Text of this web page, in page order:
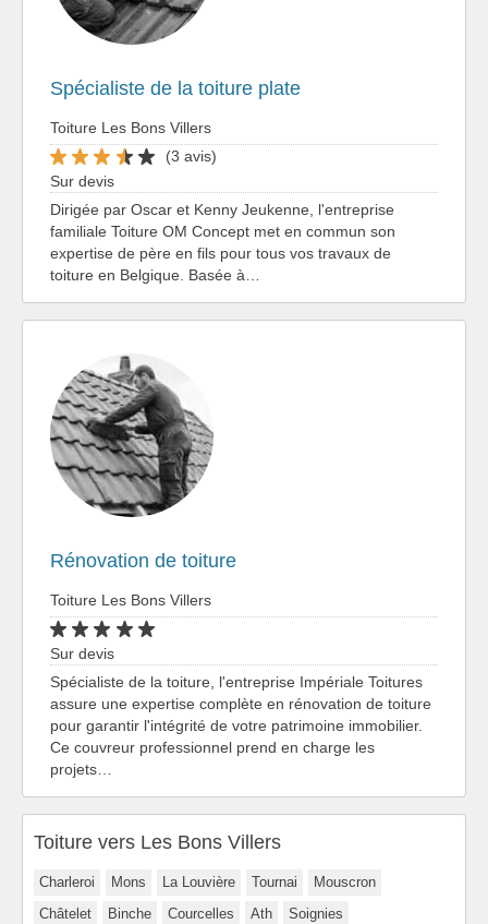
Spécialiste de la toiture plate
Toiture Les Bons Villers
(3 avis)
Sur devis
Dirigée par Oscar et Kenny Jeukenne, l'entreprise
familiale Toiture OM Concept met en commun son
expertise de père en fils pour tous vos travaux de
toiture en Belgique. Basée à…
Rénovation de toiture
Toiture Les Bons Villers
Sur devis
Spécialiste de la toiture, l'entreprise Impériale Toitures
assure une expertise complète en rénovation de toiture
pour garantir l'intégrité de votre patrimoine immobilier.
Ce couvreur professionnel prend en charge les
projets…
Toiture vers Les Bons Villers
Charleroi Mons La Louvière Tournai
Mouscron
Châtelet
Binche Courcelles Ath Soignies